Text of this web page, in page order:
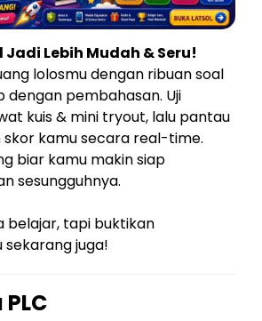
Jadi Lebih Mudah & Seru!
lolosmu dengan ribuan soal
pembahasan. Uji
kuis & mini tryout, lalu pantau
kamu secara real-time.
biar kamu makin siap
sesungguhnya.
belajar, tapi buktikan
juga!